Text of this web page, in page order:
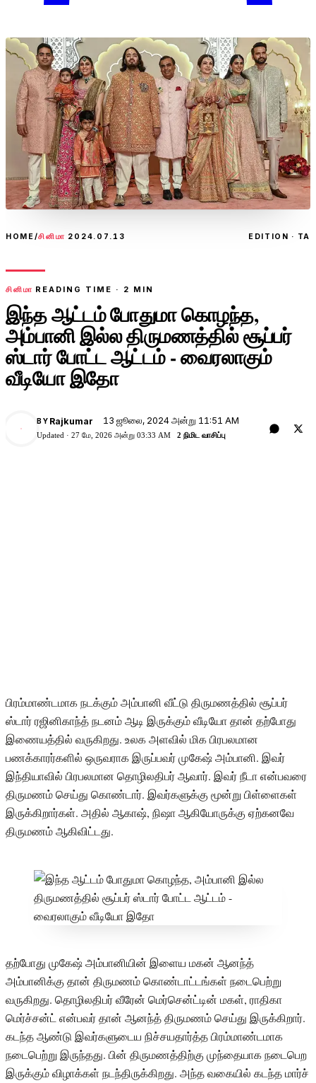
HOME/சினிமா 2024.07.13 EDITION · TA
சினிமா READING TIME · 2 MIN
இந்த ஆட்டம் போதுமா கொழந்த,
அம்பானி இல்ல திருமணத்தில் சூப்பர்
ஸ்டார் போட்ட ஆட்டம் - வைரலாகும்
வீடியோ இதோ
BY Rajkumar 13 ஜூலை, 2024 அன்று 11:51 AM
Updated · 27 மே, 2026 அன்று 03:33 AM 2 நிமிட வாசிப்பு
பிரம்மாண்டமாக நடக்கும் அம்பானி வீட்டு திருமணத்தில் சூப்பர்
ஸ்டார் ரஜினிகாந்த் நடனம் ஆடி இருக்கும் வீடியோ தான் தற்போது
இணையத்தில் வருகிறது. உலக அளவில் மிக பிரபலமான
பணக்காரர்களில் ஒருவராக இருப்பவர் முகேஷ் அம்பானி. இவர்
இந்தியாவில் பிரபலமான தொழிலதிபர் ஆவார். இவர் நீடா என்பவரை
திருமணம் செய்து கொண்டார். இவர்களுக்கு மூன்று பிள்ளைகள்
இருக்கிறார்கள். அதில் ஆகாஷ், நிஷா ஆகியோருக்கு ஏற்கனவே
திருமணம் ஆகிவிட்டது.
தற்போது முகேஷ் அம்பானியின் இளைய மகன் ஆனந்த்
அம்பானிக்கு தான் திருமணம் கொண்டாட்டங்கள் நடைபெற்று
வருகிறது. தொழிலதிபர் வீரேன் மெர்சென்ட்டின் மகள், ராதிகா
மெர்ச்சன்ட் என்பவர் தான் ஆனந்த் திருமணம் செய்து இருக்கிறார்.
கடந்த ஆண்டு இவர்களுடைய நிச்சயதார்த்த பிரம்மாண்டமாக
நடைபெற்று இருந்தது. பின் திருமணத்திற்கு முந்தையாக நடைபெற
இருக்கும் விழாக்கள் நடந்திருக்கிறது. அந்த வகையில் கடந்த மார்ச்